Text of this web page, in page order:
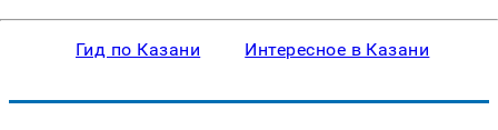
Гид по Казани Интересное в Казани